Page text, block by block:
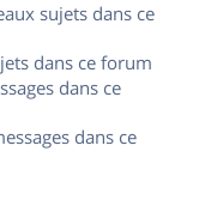
sujets dans ce
dans ce forum
dans ce
dans ce